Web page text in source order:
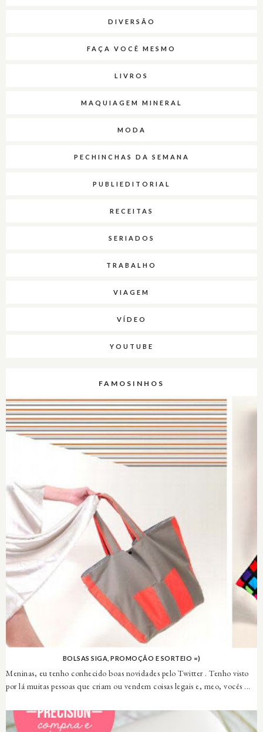
DIVERSÃO
FAÇA VOCÊ MESMO
LIVROS
MAQUIAGEM MINERAL
MODA
PECHINCHAS DA SEMANA
PUBLIEDITORIAL
RECEITAS
SERIADOS
TRABALHO
VIAGEM
VÍDEO
YOUTUBE
FAMOSINHOS
BOLSAS SIGA, PROMOÇÃO E SORTEIO =)
Meninas, eu tenho conhecido boas novidades pelo Twitter . Tenho visto
por lá muitas pessoas que criam ou vendem coisas legais e, meo, vocês ...